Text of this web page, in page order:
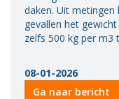
Vereniging
BWT
Contact
daken. Uit
gevallen het
zelfs 500 kg per m3
08-01-2026
Ga naar bericht